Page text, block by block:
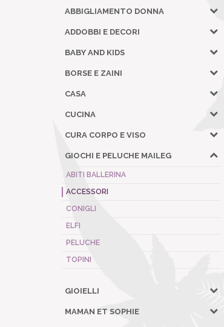
ABBIGLIAMENTO DONNA
ADDOBBI E DECORI
BABY AND KIDS
BORSE E ZAINI
CASA
CUCINA
CURA CORPO E VISO
GIOCHI E PELUCHE MAILEG
ABITI BALLERINA
ACCESSORI
CONIGLI
ELFI
PELUCHE
TOPINI
GIOIELLI
MAMAN ET SOPHIE